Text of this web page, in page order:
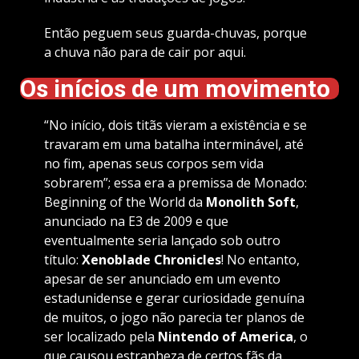
Então peguem seus guarda-chuvas, porque
a chuva não para de cair por aqui.
Os inícios de um movimento
“No início, dois titãs vieram a existência e se
travaram em uma batalha interminável, até
no fim, apenas seus corpos sem vida
sobrarem”; essa era a premissa de Monado:
Beginning of the World da Monolith Soft,
anunciado na E3 de 2009 e que
eventualmente seria lançado sob outro
título: Xenoblade Chronicles! No entanto,
apesar de ser anunciado em um evento
estadunidense e gerar curiosidade genuína
de muitos, o jogo não parecia ter planos de
ser localizado pela Nintendo of America, o
que causou estranheza de certos fãs da